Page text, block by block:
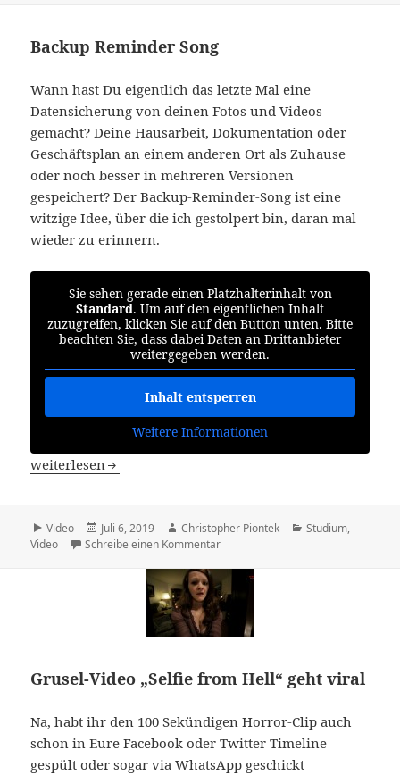
Backup Reminder Song
Wann hast Du eigentlich das letzte Mal eine
Datensicherung von deinen Fotos und Videos
gemacht? Deine Hausarbeit, Dokumentation oder
Geschäftsplan an einem anderen Ort als Zuhause
oder noch besser in mehreren Versionen
gespeichert? Der Backup-Reminder-Song ist eine
witzige Idee, über die ich gestolpert bin, daran mal
wieder zu erinnern.
Sie sehen gerade einen Platzhalterinhalt von
Standard. Um auf den eigentlichen Inhalt
zuzugreifen, klicken Sie auf den Button unten. Bitte
beachten Sie, dass dabei Daten an Drittanbieter
weitergegeben werden.
Inhalt entsperren
Weitere Informationen
Backup Reminder Song
weiterlesen
Format
Video
Veröffentlicht
am
Juli 6, 2019 Autor
Christopher Piontek Kategorien
Studium,
Video
Schreibe einen Kommentarzu Backup Reminder Song
Grusel-Video „Selfie from Hell“ geht viral
Na, habt ihr den 100 Sekündigen Horror-Clip auch
schon in Eure Facebook oder Twitter Timeline
gespült oder sogar via WhatsApp geschickt